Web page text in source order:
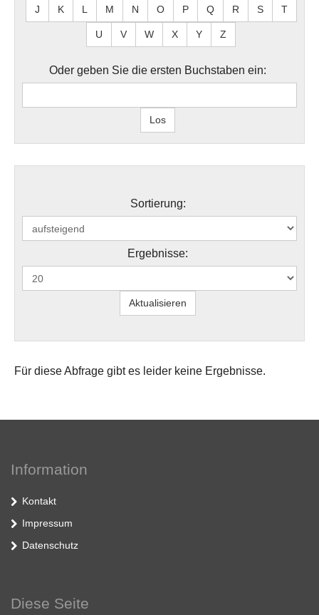
J K L M N O P Q R S T
U V W X Y Z
Oder geben Sie die ersten Buchstaben ein:
Sortierung:
Ergebnisse:
Für diese Abfrage gibt es leider keine Ergebnisse.
Information
Kontakt
Impressum
Datenschutz
Diese Seite